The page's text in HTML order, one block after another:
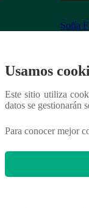
Sofía
Usamos
Este sitio utiliza
datos se gestionarán
Para conocer mejor